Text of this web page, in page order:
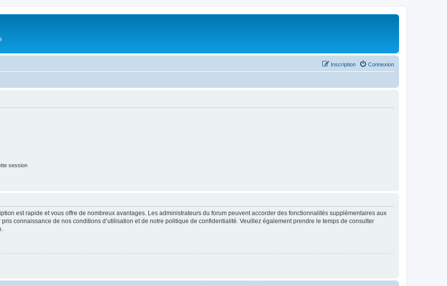
Connexion
Inscription
session
est rapide et vous offre de nombreux avantages. Les administrateurs du forum peuvent accorder des fonctionnalités supplémentaires aux
connaissance de nos conditions d’utilisation et de notre politique de confidentialité. Veuillez également prendre le temps de consulter